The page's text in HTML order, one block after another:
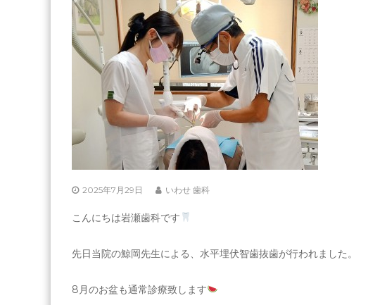
団
十
善
会
居
援
業
所
2025年7月29日 いわせ 歯科
こんにちは岩瀬歯科です
先日当院の鯨岡先生による、水平埋伏智歯抜歯が行われました。
8月のお盆も通常診療致します